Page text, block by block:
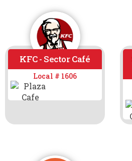
KFC - Sector Café
Local # 1606